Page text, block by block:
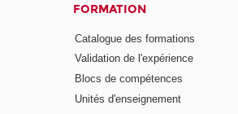
FORMATION
Catalogue des formations
Validation de l'expérience
Blocs de compétences
Unités d'enseignement